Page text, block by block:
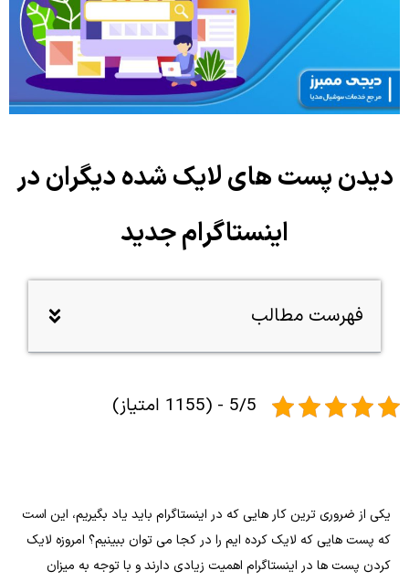
دیدن پست های لایک شده دیگران در
اینستاگرام جدید
فهرست مطالب
5/5 - (1155 امتیاز)
یکی از ضروری ترین کار هایی که در اینستاگرام باید یاد بگیریم، این است
که پست هایی که لایک کرده ایم را در کجا می توان ببینیم؟ امروزه لایک
کردن پست ها در اینستاگرام اهمیت زیادی دارند و با توجه به میزان